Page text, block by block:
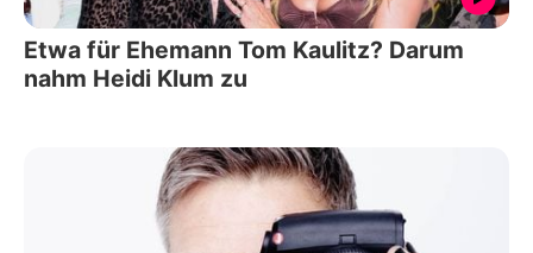
Etwa für Ehemann Tom Kaulitz? Darum
nahm Heidi Klum zu